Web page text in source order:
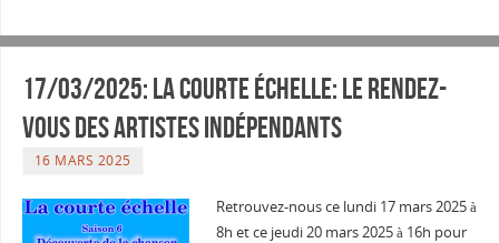
17/03/2025: La courte échelle: Le rendez-
vous des artistes indépendants
16 MARS 2025
Retrouvez-nous ce lundi 17 mars 2025 à
8h et ce jeudi 20 mars 2025 à 16h pour